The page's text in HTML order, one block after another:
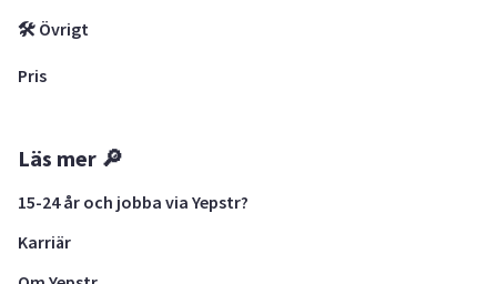
🛠 Övrigt
Pris
Läs mer 🔎
15-24 år och jobba via Yepstr?
Karriär